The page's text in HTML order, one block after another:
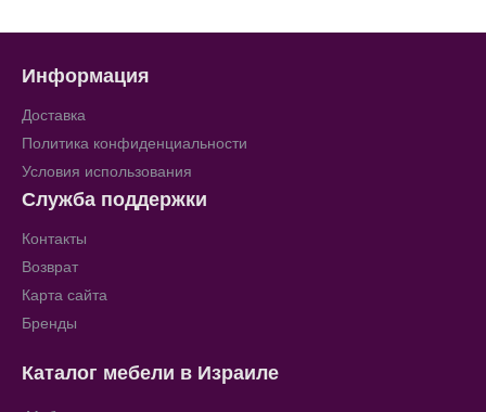
Информация
Доставка
Политика конфиденциальности
Условия использования
Служба поддержки
Контакты
Возврат
Карта сайта
Бренды
Каталог мебели в Израиле